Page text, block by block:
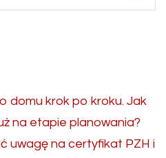
domu krok po kroku. Jak
na etapie planowania?
uwagę na certyfikat PZH i